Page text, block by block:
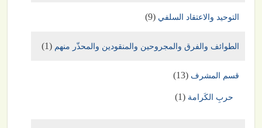
التوحيد والاعتقاد السلفي (9)
الطوائف والفرق والمجروحين والمنقودين والمحذّر منهم (1)
قسم المشرف (13)
حربِ الكَرامة (1)